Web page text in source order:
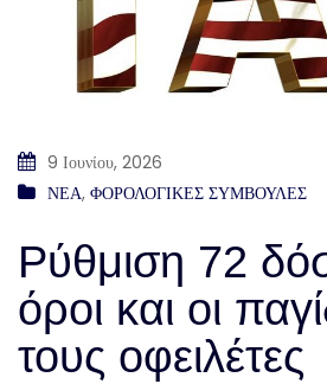
9 Ιουνίου, 2026
ΝΕΑ, ΦΟΡΟΛΟΓΙΚΕΣ ΣΥΜΒΟΥΛΕΣ
Ρύθμιση 72
όροι και οι
τους οφειλέτες